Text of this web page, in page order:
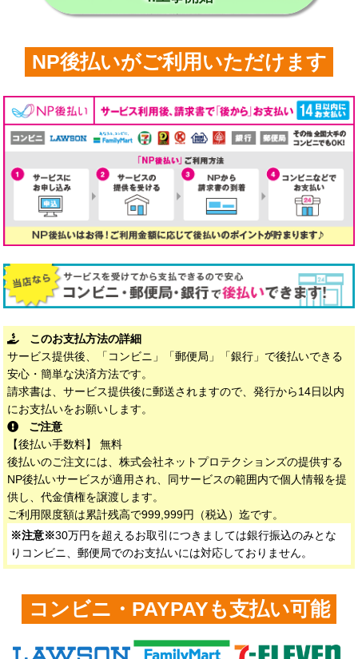
NP後払いがご利用いただけます
このお支払方法の詳細
サービス提供後、「コンビニ」「郵便局」「銀行」で後払いできる
安心・簡単な決済方法です。
請求書は、サービス提供後に郵送されますので、発行から14日以内
にお支払いをお願いします。
ご注意
【後払い手数料】 無料
後払いのご注文には、株式会社ネットプロテクションズの提供する
NP後払いサービスが適用され、同サービスの範囲内で個人情報を提
供し、代金債権を譲渡します。
ご利用限度額は累計残高で999,999円（税込）迄です。
※注意※30万円を超えるお取引につきましては銀行振込のみとな
りコンビニ、郵便局でのお支払いには対応しておりません。
コンビニ・PAYPAYも支払い可能